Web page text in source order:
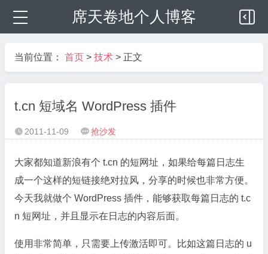
席天卷地个人博客
当前位置： 首页 > 技术 > 正文
t.cn 短域名 WordPress 插件
 2011-11-09  抢沙发
大家都知道新浪有个 t.cn 的短网址，如果给每篇日志生
成一个这样的短链接绝对拉风，分享的时候也非常方便。
今天我就做个 WordPress 插件，能够获取每篇日志的 t.c
n 短网址，并且显示在日志的内容后面。
使用非常简单，只需要上传激活即可。比如这篇日志的 u